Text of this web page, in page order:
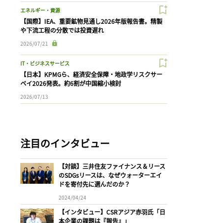
エネルギー・資源
【国際】IEA、重要鉱物見通し2026年版報告書。精製
や下流工程の分散では投資遅れ
2026/07/21
IT・ビジネスサービス
【日本】KPMGら、経済安全保障・地政学リスクサー
ベイ2026発表。約6割が中国縮小検討
2026/07/13
注目のインタビュー
【対談】三井住友ファイナンス＆リース
のSDGsリースは、なぜウォーターエイ
ドを寄付先に選んだのか？
2024/04/24
【インタビュー】CSRアジア赤羽氏「日
本企業の課題は『報告』」